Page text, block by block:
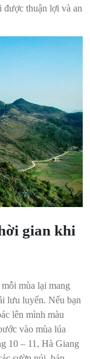
thuận lợi và an
gian khi
mùa lại mang
lưu luyến. Nếu bạn
lên mình màu
vào mùa lúa
10 – 11, Hà Giang